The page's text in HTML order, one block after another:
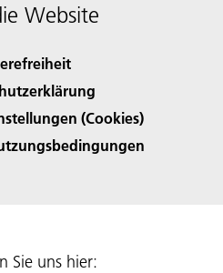
Website
(Cookies)
Sie uns hier: